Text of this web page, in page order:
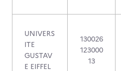
UNIVERS
ITE
GUSTAV
E EIFFEL
130026
123000
13